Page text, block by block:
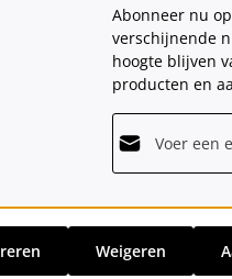
Abonneer nu
verschijnende
hoogte blijven
producten en
E-mailadres*
Door doorgaan
u dat u onze
itsPrivacy Policy
Velden
zijn verplicht.
bezorgkosten,
Weigeren